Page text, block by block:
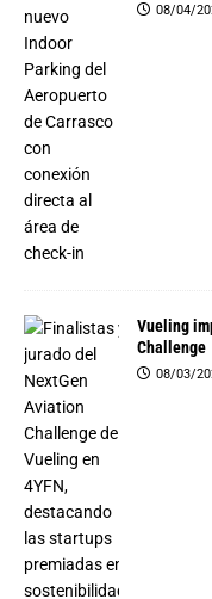
08/04/
Vueling
Challenge
08/03/